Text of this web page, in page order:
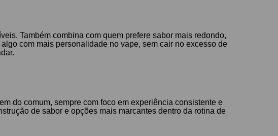
Também combina com quem prefere sabor mais redondo,
com mais personalidade no vape, sem cair no excesso de
do comum, sempre com foco em experiência consistente e
de sabor e opções mais marcantes dentro da rotina de